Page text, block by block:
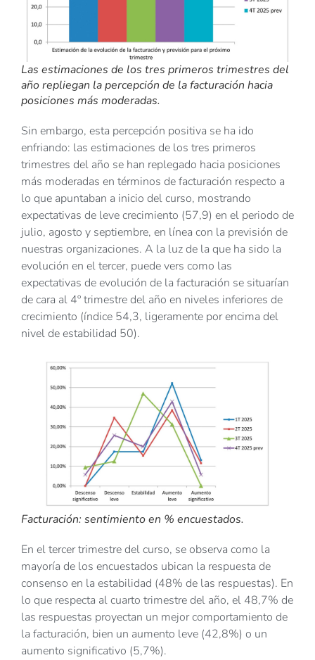
Las estimaciones de los tres primeros trimestres del
año repliegan la percepción de la facturación hacia
posiciones más moderadas.
Sin embargo, esta percepción positiva se ha ido
enfriando: las estimaciones de los tres primeros
trimestres del año se han replegado hacia posiciones
más moderadas en términos de facturación respecto a
lo que apuntaban a inicio del curso, mostrando
expectativas de leve crecimiento (57,9) en el periodo de
julio, agosto y septiembre, en línea con la previsión de
nuestras organizaciones. A la luz de la que ha sido la
evolución en el tercer, puede vers como las
expectativas de evolución de la facturación se situarían
de cara al 4º trimestre del año en niveles inferiores de
crecimiento (índice 54,3, ligeramente por encima del
nivel de estabilidad 50).
Facturación: sentimiento en % encuestados.
En el tercer trimestre del curso, se observa como la
mayoría de los encuestados ubican la respuesta de
consenso en la estabilidad (48% de las respuestas). En
lo que respecta al cuarto trimestre del año, el 48,7% de
las respuestas proyectan un mejor comportamiento de
la facturación, bien un aumento leve (42,8%) o un
aumento significativo (5,7%).